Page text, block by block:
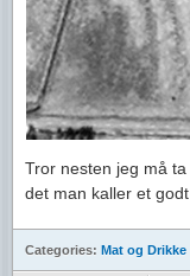
Tror nesten jeg må
det man kaller et
Categories: Mat og Drikke